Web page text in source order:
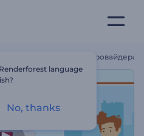
Ролик Для Интернет-Провайдера
language
No, thanks